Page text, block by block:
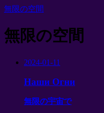
無限の空間
無限の空間
2024-01-11
Наши Огни
無限の宇宙で